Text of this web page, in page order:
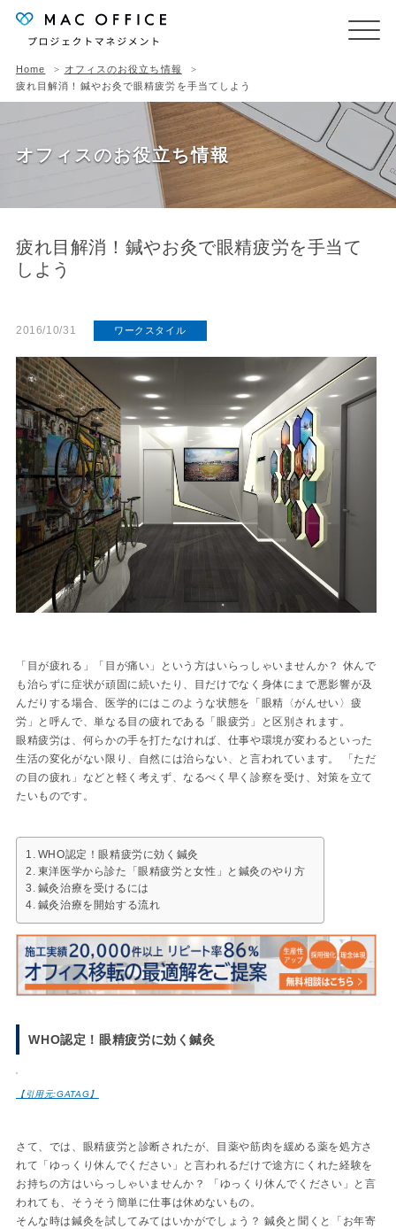
Home
オフィスのお役立ち情報
疲れ目解消！鍼やお灸で眼精疲労を手当てしよう
オフィスのお役立ち情報
疲れ目解消！鍼やお灸で眼精疲労を手当て
しよう
2016/10/31 ワークスタイル
「目が疲れる」「目が痛い」という方はいらっしゃいませんか？ 休んで
も治らずに症状が頑固に続いたり、目だけでなく身体にまで悪影響が及
んだりする場合、医学的にはこのような状態を「眼精〈がんせい〉疲
労」と呼んで、単なる目の疲れである「眼疲労」と区別されます。
眼精疲労は、何らかの手を打たなければ、仕事や環境が変わるといった
生活の変化がない限り、自然には治らない、と言われています。 「ただ
の目の疲れ」などと軽く考えず、なるべく早く診察を受け、対策を立て
たいものです。
WHO認定！眼精疲労に効く鍼灸
東洋医学から診た「眼精疲労と女性」と鍼灸のやり方
鍼灸治療を受けるには
鍼灸治療を開始する流れ
WHO認定！眼精疲労に効く鍼灸
【引用元:GATAG】
さて、では、眼精疲労と診断されたが、目薬や筋肉を緩める薬を処方さ
れて「ゆっくり休んでください」と言われるだけで途方にくれた経験を
お持ちの方はいらっしゃいませんか？ 「ゆっくり休んでください」と言
われても、そうそう簡単に仕事は休めないもの。
そんな時は鍼灸を試してみてはいかがでしょう？ 鍼灸と聞くと「お年寄